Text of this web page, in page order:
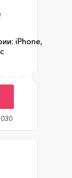
iPhone,